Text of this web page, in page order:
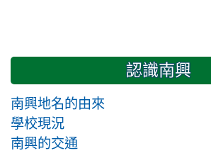
認識南興
南興地名的由來
學校現況
南興的交通